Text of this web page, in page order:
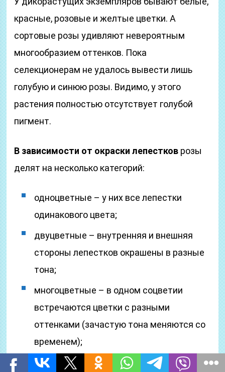
красные, розовые и желтые цветки. А
сортовые розы удивляют невероятным
многообразием оттенков. Пока
селекционерам не удалось вывести лишь
голубую и синюю розы. Видимо, у этого
растения полностью отсутствует голубой
пигмент.
В зависимости от окраски лепестков розы
делят на несколько категорий:
одноцветные – у них все лепестки
одинакового цвета;
двуцветные – внутренняя и внешняя
стороны лепестков окрашены в разные
тона;
многоцветные – в одном соцветии
встречаются цветки с разными
оттенками (зачастую тона меняются со
временем);
смешанные – внутренняя сторона